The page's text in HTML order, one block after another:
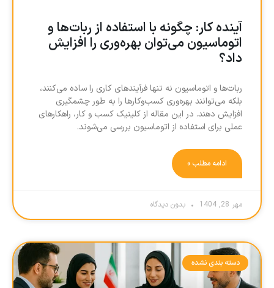
آینده کار: چگونه با استفاده از ربات‌ها و
اتوماسیون می‌توان بهره‌وری را افزایش
داد؟
ربات‌ها و اتوماسیون نه تنها فرآیندهای کاری را ساده می‌کنند،
بلکه می‌توانند بهره‌وری کسب‌وکارها را به طور چشمگیری
افزایش دهند. در این مقاله از کلینیک کسب و کار، راهکارهای
عملی برای استفاده از اتوماسیون بررسی می‌شوند.
ادامه مطلب »
مهر 28, 1404 بدون دیدگاه
دسته بندی نشده